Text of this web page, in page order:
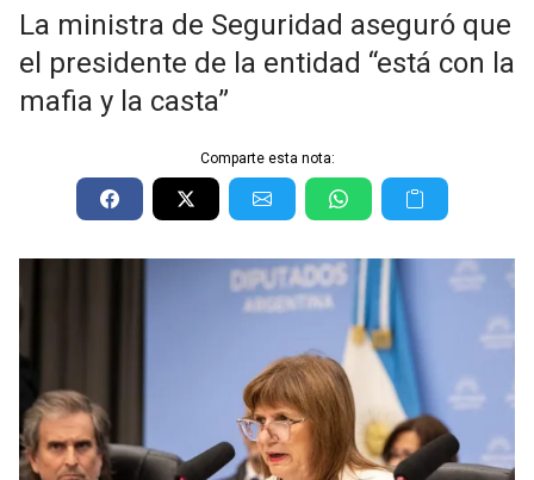
La ministra de Seguridad aseguró que
el presidente de la entidad “está con la
mafia y la casta”
Comparte esta nota: